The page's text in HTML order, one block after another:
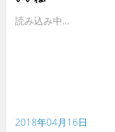
w
し
ッ
ク
読み込み中...
2018年04月16日